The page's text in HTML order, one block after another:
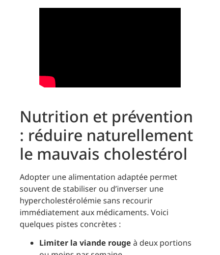
Nutrition et prévention
: réduire naturellement
le mauvais cholestérol
Adopter une alimentation adaptée permet
souvent de stabiliser ou d’inverser une
hypercholestérolémie sans recourir
immédiatement aux médicaments. Voici
quelques pistes concrètes :
Limiter la viande rouge à deux portions